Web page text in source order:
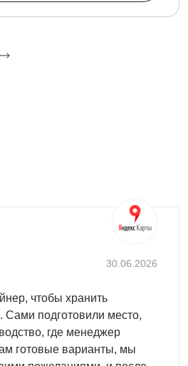
30.06.2026
чтобы хранить
Сами подготовили место,
где менеджер
готовые варианты, мы